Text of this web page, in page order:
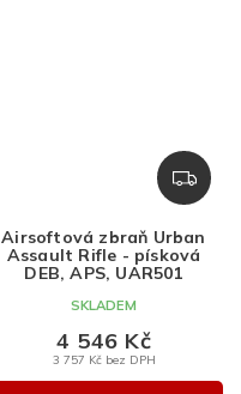
Z
D
R
Airsoftová zbraň Urban
Assault Rifle - písková
DEB, APS, UAR501
SKLADEM
3 757 Kč bez DPH
4 546 Kč